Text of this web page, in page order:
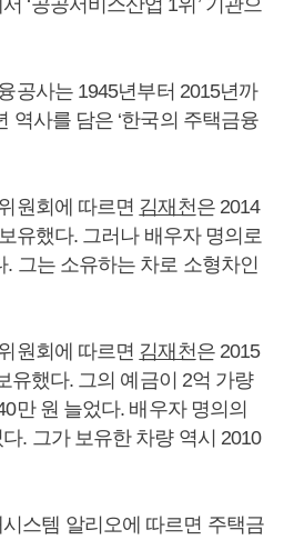
‘공공서비스산업 1위’ 기관으
공사는 1945년부터 2015년까
역사를 담은 ‘한국의 주택금융
원회에 따르면 김재천은 2014
유했다. 그러나 배우자 명의로
그는 소유하는 차로 소형차인
원회에 따르면 김재천은 2015
유했다. 그의 예금이 2억 가량
만 원 늘었다. 배우자 명의의
. 그가 보유한 차량 역시 2010
스템 알리오에 따르면 주택금